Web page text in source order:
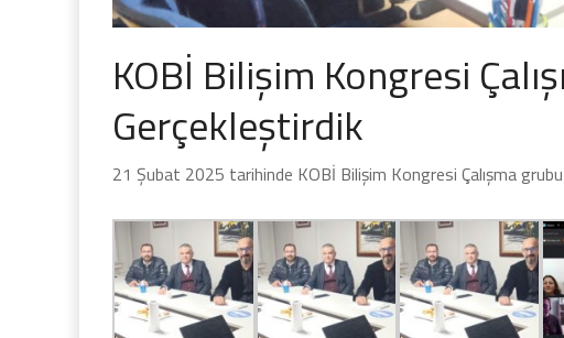
KOBİ Bilişim Kongresi
Gerçekleştirdik
21 Şubat 2025 tarihinde KOBİ Bilişim Kongresi Çalışma